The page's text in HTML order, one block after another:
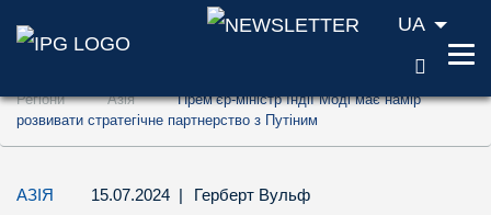
Перейти до змісту (ключ доступу '1')
Перейти до пошуку (ключ доступу '2')
UA
Регіони Азія
Прем’єр-міністр Індії Моді має намір
розвивати стратегічне партнерство з Путіним
АЗІЯ 15.07.2024 | Герберт Вульф